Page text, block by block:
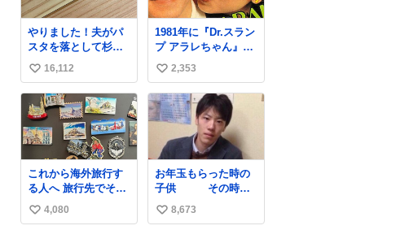
から これで走ると、
壊さなくていい所ま
で壊しちゃいますか
ら 実際、外装ダメー
ジ、ABSセンサ断
線、ブレーキホース
も傷入っちゃってま
す…
回観て、原作も追っ
ている筆者が、モモ
ンガの名誉回復を試
みようとする記事で
す。ちいかわ初心者
向けです🖊
やりました！夫がパ
スタを落として杉床
ぼこぼこしました！
よかったーーー！フ
ァーストぼこぼこ自
分じゃなくて！これ
で第二波いつでもい
けます！！！✌️いや
ーほっとした！ 杉床
を採用しようとして
いる方々へ忠告で
す。杉床は乾燥パス
タに負けます。豆腐
くらいやわやわで
い
い
ね
数
16,112
1981年に『Dr.スラン
プ アラレちゃん』が
放映開始された直後
の鳥山明さんと、小
山茉美さんです。
い
い
ね
2,353
これから海外旅行す
る人へ 旅行先でその
国や都市を象徴する
マグネットを買って
い
4,080
お年玉もらった時の
子供 その時の
親
い
8,673